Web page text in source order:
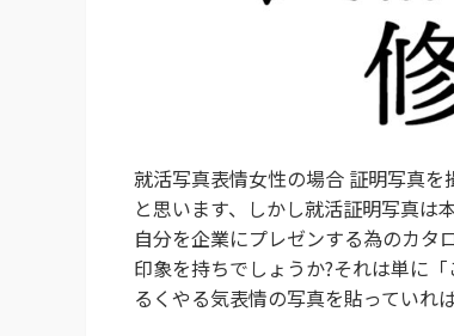
就活写真表情女性の場合 証明写真
と思います、しかし就活証明写真は
自分を企業にプレゼンする為のカタ
印象を持ちでしょうか?それは単に
るくやる気表情の写真を貼っていれ